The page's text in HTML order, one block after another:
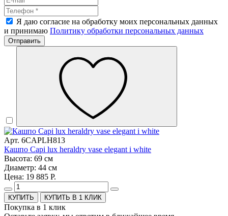
Я даю согласие на обработку моих персональных данных
и принимаю Политику обработки персональных данных
Отправить
Арт. 6CAPLH813
Кашпо Capi lux heraldry vase elegant i white
Высота: 69 см
Диаметр: 44 см
Цена: 19 885 Р.
КУПИТЬ В 1 КЛИК
Покупка в 1 клик